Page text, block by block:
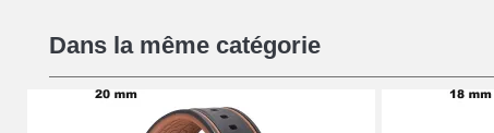
16,90 €
Pied à Coulisse Numérique
Dans la même catégorie